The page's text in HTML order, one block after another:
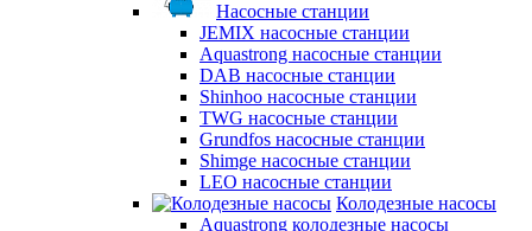
Насосные станции
JEMIX насосные станции
Aquastrong насосные станции
DAB насосные станции
Shinhoo насосные станции
TWG насосные станции
Grundfos насосные станции
Shimge насосные станции
LEO насосные станции
Колодезные насосы
Aquastrong колодезные насосы